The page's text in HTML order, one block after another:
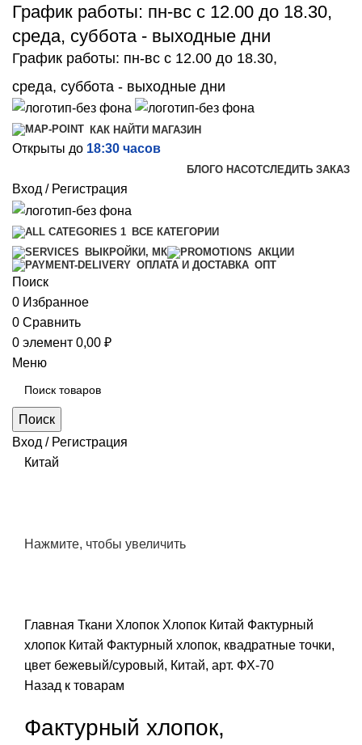
График работы: пн-вс с 12.00 до 18.30,
среда, суббота - выходные дни
График работы: пн-вс с 12.00 до 18.30,
среда, суббота - выходные дни
КАК НАЙТИ МАГАЗИН
Открыты до 18:30 часов
БЛОГО НАСОТСЛЕДИТЬ ЗАКАЗ
Вход / Регистрация
ВСЕ КАТЕГОРИИ
ВЫКРОЙКИ, МК
АКЦИИ
ОПЛАТА И ДОСТАВКА ОПТ
Поиск
0 Избранное
0 Сравнить
0 элемент 0,00 ₽
Меню
Поиск
Вход / Регистрация
Китай
Нажмите, чтобы увеличить
Главная Ткани Хлопок Хлопок Китай Фактурный
хлопок Китай Фактурный хлопок, квадратные точки,
цвет бежевый/суровый, Китай, арт. ФХ-70
Назад к товарам
Фактурный хлопок,